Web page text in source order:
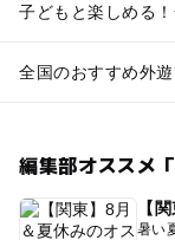
子どもと楽しめる
全国のおすすめ外
編集部オススメ
【
暑い